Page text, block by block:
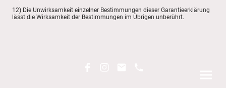
12) Die Unwirksamkeit einzelner Bestimmungen dieser Garantieerklärung
lässt die Wirksamkeit der Bestimmungen im Übrigen unberührt.